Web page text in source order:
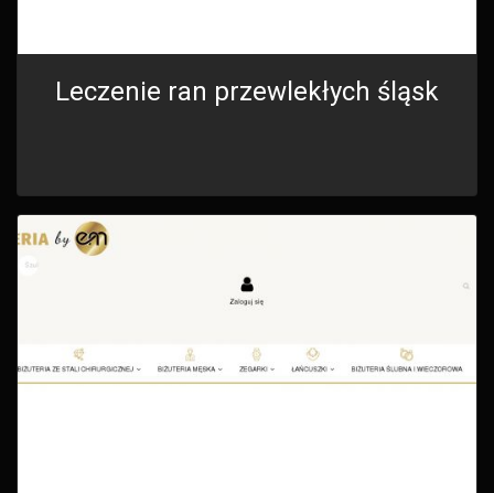
Leczenie ran przewlekłych śląsk